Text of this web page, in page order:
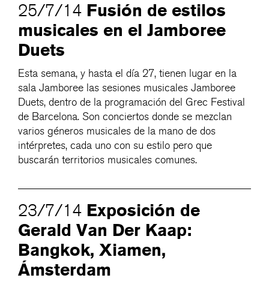
25/7/14 Fusión de estilos
musicales en el Jamboree
Duets
Esta semana, y hasta el día 27, tienen lugar en la
sala Jamboree las sesiones musicales Jamboree
Duets, dentro de la programación del Grec Festival
de Barcelona. Son conciertos donde se mezclan
varios géneros musicales de la mano de dos
intérpretes, cada uno con su estilo pero que
buscarán territorios musicales comunes.
23/7/14 Exposición de
Gerald Van Der Kaap:
Bangkok, Xiamen,
Ámsterdam